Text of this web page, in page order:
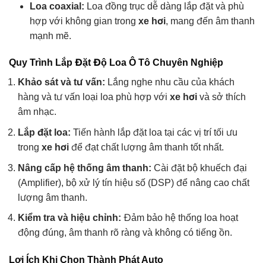
Loa coaxial: Loa đồng trục dễ dàng lắp đặt và phù
hợp với không gian trong xe hơi, mang đến âm thanh
mạnh mẽ.
Quy Trình Lắp Đặt Độ Loa Ô Tô Chuyên Nghiệp
Khảo sát và tư vấn: Lắng nghe nhu cầu của khách
hàng và tư vấn loại loa phù hợp với xe hơi và sở thích
âm nhạc.
Lắp đặt loa: Tiến hành lắp đặt loa tại các vị trí tối ưu
trong xe hơi để đạt chất lượng âm thanh tốt nhất.
Nâng cấp hệ thống âm thanh: Cài đặt bộ khuếch đại
(Amplifier), bộ xử lý tín hiệu số (DSP) để nâng cao chất
lượng âm thanh.
Kiểm tra và hiệu chỉnh: Đảm bảo hệ thống loa hoạt
động đúng, âm thanh rõ ràng và không có tiếng ồn.
Lợi Ích Khi Chọn Thành Phát Auto